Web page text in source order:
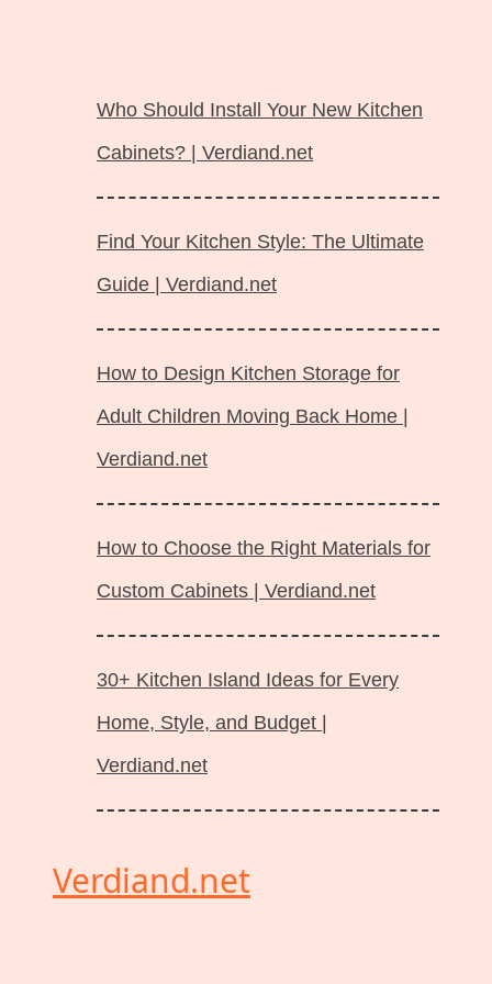
Who Should Install Your New Kitchen
Cabinets? | Verdiand.net
Find Your Kitchen Style: The Ultimate
Guide | Verdiand.net
How to Design Kitchen Storage for
Adult Children Moving Back Home |
Verdiand.net
How to Choose the Right Materials for
Custom Cabinets | Verdiand.net
30+ Kitchen Island Ideas for Every
Home, Style, and Budget |
Verdiand.net
Verdiand.net